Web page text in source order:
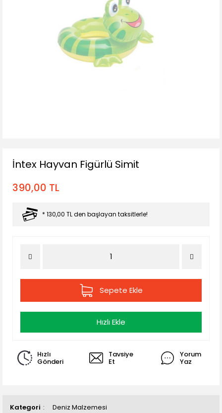
Kategori Deniz Malzemesi
İntex Hayvan Figürlü Simit
390,00 TL
* 130,00 TL den başlayan taksitlerle!
Sepete Ekle
Hızlı Ekle
Hızlı
Gönderi
Tavsiye
Et
Yorum
Yaz